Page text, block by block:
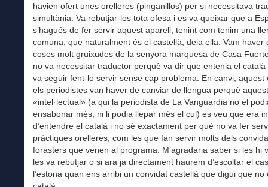
havien ofert unes orelleres (pinganillos) per si necessitava
simultània. Va rebutjar-los tota ofesa i es va queixar que a
s’hagués de fer servir aquest aparell, tenint com tenim una
comuna, que naturalment és el castellà, deia ella. Vam haver
coses molt gruixudes de la senyora marquesa de Casa
no va necessitar traductor perquè va dir que entenia el català
va seguir fent-lo servir sense cap problema. En canvi, aquest
els periodistes van haver de canviar de llengua perquè
«intel·lectual» (a qui la periodista de La Vanguardia no el
ensabonar més, ni li podia llepar més el cul) es veu que era
d’entendre el català i no sé exactament per què no va fer
pràctiques orelleres, com les que fan servir molts dels
forasters que venen al programa. M’agradaria saber si les hi
les va rebutjar o si ara ja directament haurem d’escoltar el
l’estona quan ens arribi un convidat castellà que digui que no